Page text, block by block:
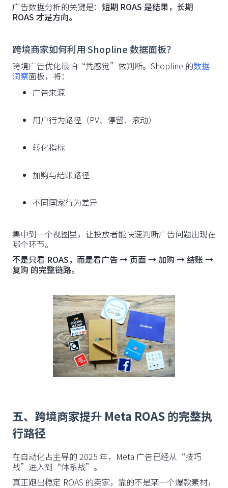
广告数据分析的关键是： 短期 ROAS 是结果，长期
ROAS 才是方向。
跨境商家如何利用 Shopline 数据面板？
跨境广告优化最怕“凭感觉”做判断。Shopline 的数据
洞察面板，将：
广告来源
用户行为路径（PV、停留、滚动）
转化指标
加购与结账路径
不同国家行为差异
集中到一个视图里，让投放者能快速判断广告问题出现在
哪个环节。
不是只看 ROAS，而是看广告 → 页面 → 加购 → 结账 →
复购 的完整链路。
五、跨境商家提升 Meta ROAS 的完整执
行路径
在自动化占主导的 2025 年，Meta 广告已经从“技巧
战”进入到“体系战”。
真正跑出稳定 ROAS 的卖家，靠的不是某一个爆款素材，